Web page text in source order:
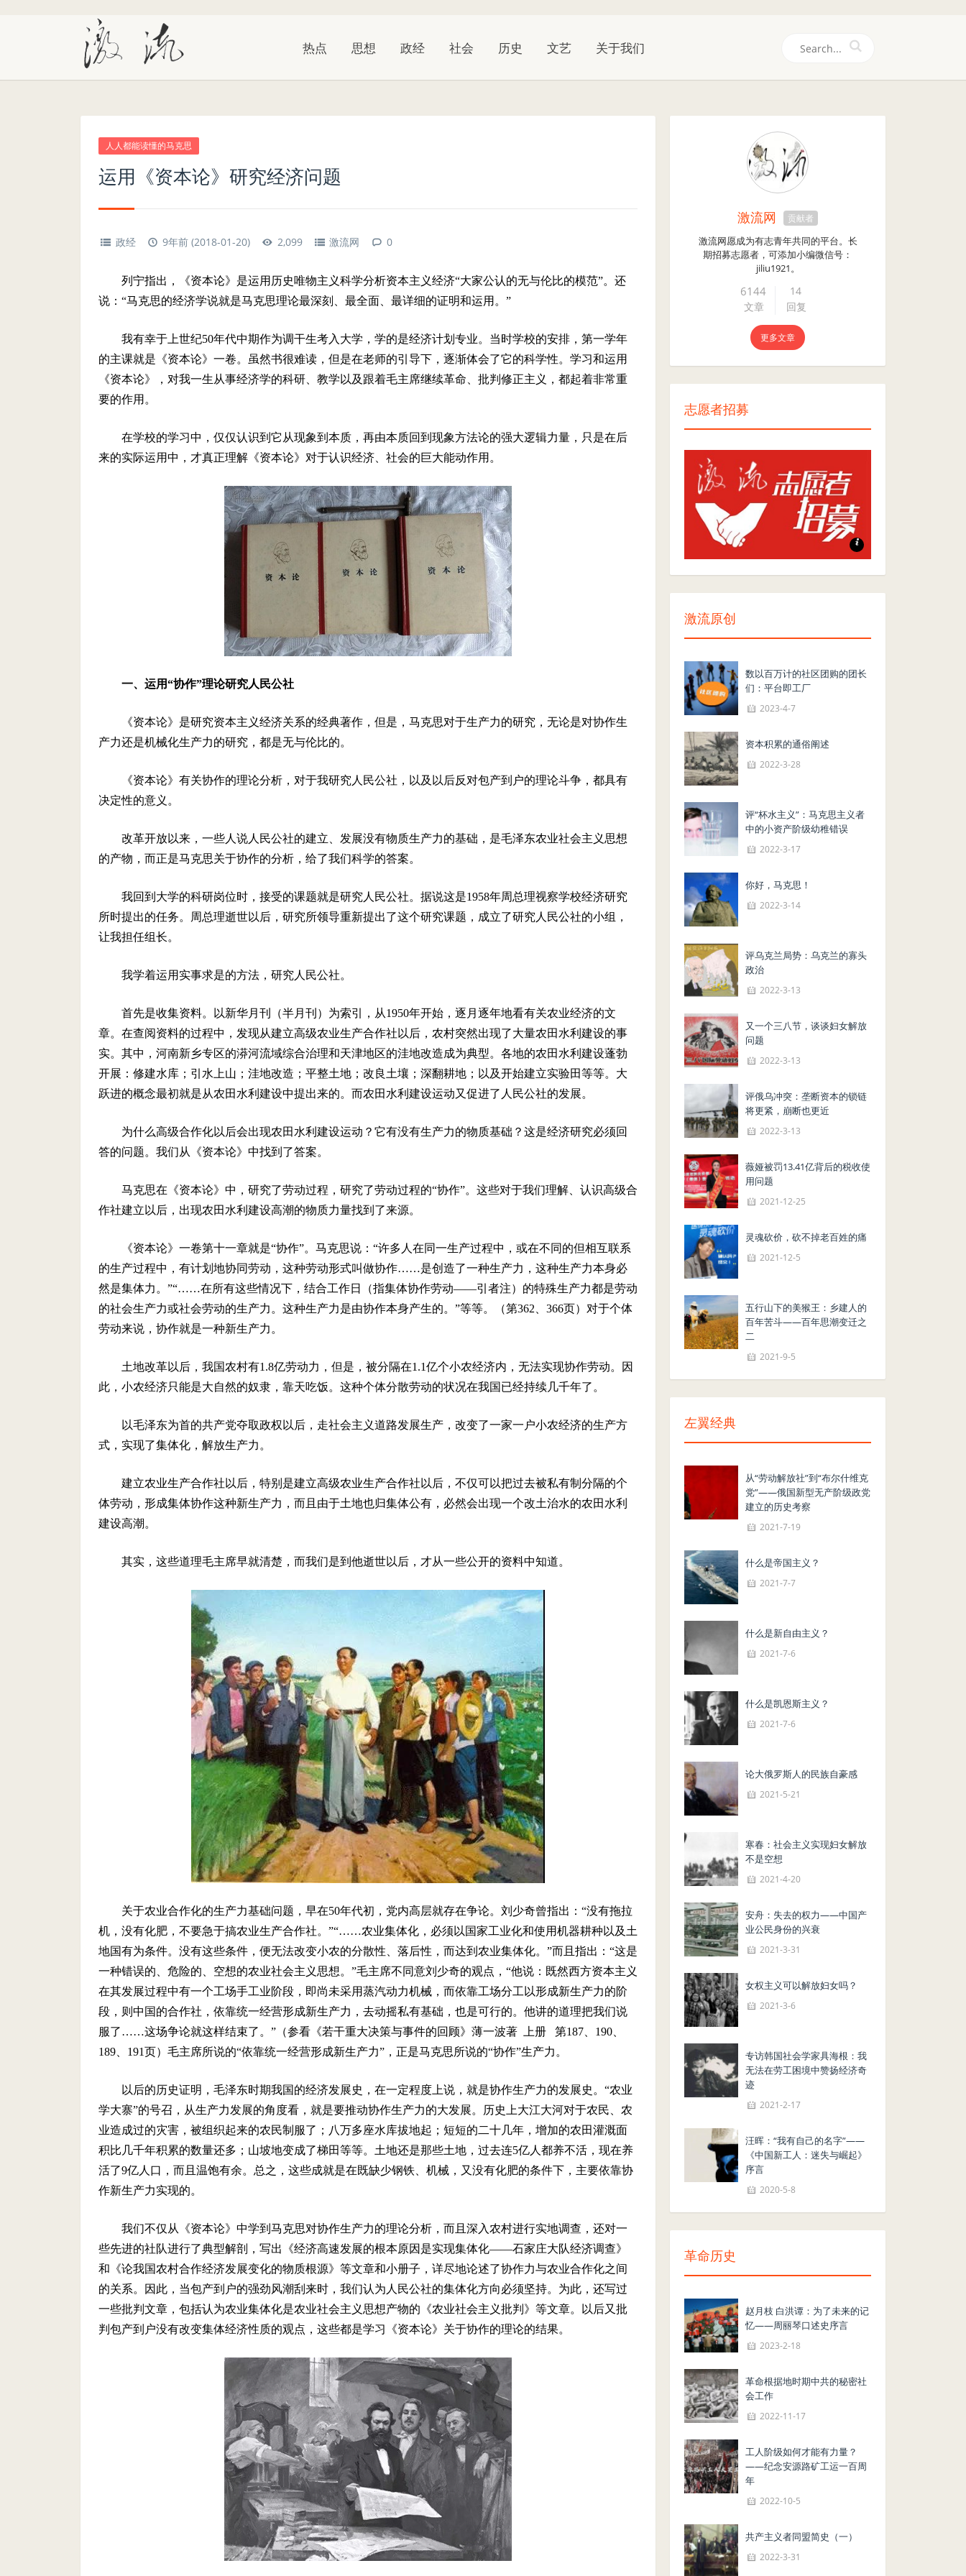
热点 思想 政经 社会 历史 文艺 关于我们
人人都能读懂的马克思
运用《资本论》研究经济问题
政经 9年前 (2018-01-20) 2,099 激流网 0
列宁指出，《资本论》是运用历史唯物主义科学分析资本主义经济“大家公认的无与伦比的模范”。还
说：“马克思的经济学说就是马克思理论最深刻、最全面、最详细的证明和运用。”
我有幸于上世纪50年代中期作为调干生考入大学，学的是经济计划专业。当时学校的安排，第一学年
的主课就是《资本论》一卷。虽然书很难读，但是在老师的引导下，逐渐体会了它的科学性。学习和运用
《资本论》，对我一生从事经济学的科研、教学以及跟着毛主席继续革命、批判修正主义，都起着非常重
要的作用。
在学校的学习中，仅仅认识到它从现象到本质，再由本质回到现象方法论的强大逻辑力量，只是在后
来的实际运用中，才真正理解《资本论》对于认识经济、社会的巨大能动作用。
一、运用“协作”理论研究人民公社
《资本论》是研究资本主义经济关系的经典著作，但是，马克思对于生产力的研究，无论是对协作生
产力还是机械化生产力的研究，都是无与伦比的。
《资本论》有关协作的理论分析，对于我研究人民公社，以及以后反对包产到户的理论斗争，都具有
决定性的意义。
改革开放以来，一些人说人民公社的建立、发展没有物质生产力的基础，是毛泽东农业社会主义思想
的产物，而正是马克思关于协作的分析，给了我们科学的答案。
我回到大学的科研岗位时，接受的课题就是研究人民公社。据说这是1958年周总理视察学校经济研究
所时提出的任务。周总理逝世以后，研究所领导重新提出了这个研究课题，成立了研究人民公社的小组，
让我担任组长。
我学着运用实事求是的方法，研究人民公社。
首先是收集资料。以新华月刊（半月刊）为索引，从1950年开始，逐月逐年地看有关农业经济的文
章。在查阅资料的过程中，发现从建立高级农业生产合作社以后，农村突然出现了大量农田水利建设的事
实。其中，河南新乡专区的漭河流域综合治理和天津地区的洼地改造成为典型。各地的农田水利建设蓬勃
开展：修建水库；引水上山；洼地改造；平整土地；改良土壤；深翻耕地；以及开始建立实验田等等。大
跃进的概念最初就是从农田水利建设中提出来的。而农田水利建设运动又促进了人民公社的发展。
为什么高级合作化以后会出现农田水利建设运动？它有没有生产力的物质基础？这是经济研究必须回
答的问题。我们从《资本论》中找到了答案。
马克思在《资本论》中，研究了劳动过程，研究了劳动过程的“协作”。这些对于我们理解、认识高级合
作社建立以后，出现农田水利建设高潮的物质力量找到了来源。
《资本论》一卷第十一章就是“协作”。马克思说：“许多人在同一生产过程中，或在不同的但相互联系
的生产过程中，有计划地协同劳动，这种劳动形式叫做协作……是创造了一种生产力，这种生产力本身必
然是集体力。”“……在所有这些情况下，结合工作日（指集体协作劳动——引者注）的特殊生产力都是劳动
的社会生产力或社会劳动的生产力。这种生产力是由协作本身产生的。”等等。（第362、366页）对于个体
劳动来说，协作就是一种新生产力。
土地改革以后，我国农村有1.8亿劳动力，但是，被分隔在1.1亿个小农经济内，无法实现协作劳动。因
此，小农经济只能是大自然的奴隶，靠天吃饭。这种个体分散劳动的状况在我国已经持续几千年了。
以毛泽东为首的共产党夺取政权以后，走社会主义道路发展生产，改变了一家一户小农经济的生产方
式，实现了集体化，解放生产力。
建立农业生产合作社以后，特别是建立高级农业生产合作社以后，不仅可以把过去被私有制分隔的个
体劳动，形成集体协作这种新生产力，而且由于土地也归集体公有，必然会出现一个改土治水的农田水利
建设高潮。
其实，这些道理毛主席早就清楚，而我们是到他逝世以后，才从一些公开的资料中知道。
关于农业合作化的生产力基础问题，早在50年代初，党内高层就存在争论。刘少奇曾指出：“没有拖拉
机，没有化肥，不要急于搞农业生产合作社。”“……农业集体化，必须以国家工业化和使用机器耕种以及土
地国有为条件。没有这些条件，便无法改变小农的分散性、落后性，而达到农业集体化。”而且指出：“这是
一种错误的、危险的、空想的农业社会主义思想。”毛主席不同意刘少奇的观点，“他说：既然西方资本主义
在其发展过程中有一个工场手工业阶段，即尚未采用蒸汽动力机械，而依靠工场分工以形成新生产力的阶
段，则中国的合作社，依靠统一经营形成新生产力，去动摇私有基础，也是可行的。他讲的道理把我们说
服了……这场争论就这样结束了。”（参看《若干重大决策与事件的回顾》薄一波著 上册 第187、190、
189、191页）毛主席所说的“依靠统一经营形成新生产力”，正是马克思所说的“协作”生产力。
以后的历史证明，毛泽东时期我国的经济发展史，在一定程度上说，就是协作生产力的发展史。“农业
学大寨”的号召，从生产力发展的角度看，就是要推动协作生产力的大发展。历史上大江大河对于农民、农
业造成过的灾害，被组织起来的农民制服了；八万多座水库拔地起；短短的二十几年，增加的农田灌溉面
积比几千年积累的数量还多；山坡地变成了梯田等等。土地还是那些土地，过去连5亿人都养不活，现在养
活了9亿人口，而且温饱有余。总之，这些成就是在既缺少钢铁、机械，又没有化肥的条件下，主要依靠协
作新生产力实现的。
我们不仅从《资本论》中学到马克思对协作生产力的理论分析，而且深入农村进行实地调查，还对一
些先进的社队进行了典型解剖，写出《经济高速发展的根本原因是实现集体化——石家庄大队经济调查》
和《论我国农村合作经济发展变化的物质根源》等文章和小册子，详尽地论述了协作力与农业合作化之间
的关系。因此，当包产到户的强劲风潮刮来时，我们认为人民公社的集体化方向必须坚持。为此，还写过
一些批判文章，包括认为农业集体化是农业社会主义思想产物的《农业社会主义批判》等文章。以后又批
判包产到户没有改变集体经济性质的观点，这些都是学习《资本论》关于协作的理论的结果。
激流网 贡献者
激流网愿成为有志青年共同的平台。长
期招募志愿者，可添加小编微信号：
jiliu1921。
6144
文章
14
回复
更多文章
志愿者招募
志愿者招募
激流原创
数以百万计的社区团购的团长
们：平台即工厂
2023-4-7
资本积累的通俗阐述
2022-3-28
评“杯水主义”：马克思主义者
中的小资产阶级幼稚错误
2022-3-17
你好，马克思！
2022-3-14
评乌克兰局势：乌克兰的寡头
政治
2022-3-13
又一个三八节，谈谈妇女解放
问题
2022-3-13
评俄乌冲突：垄断资本的锁链
将更紧，崩断也更近
2022-3-13
薇娅被罚13.41亿背后的税收使
用问题
2021-12-25
灵魂砍价，砍不掉老百姓的痛
2021-12-5
五行山下的美猴王：乡建人的
百年苦斗——百年思潮变迁之
二
2021-9-5
左翼经典
从“劳动解放社”到“布尔什维克
党”——俄国新型无产阶级政党
建立的历史考察
2021-7-19
什么是帝国主义？
2021-7-7
什么是新自由主义？
2021-7-6
什么是凯恩斯主义？
2021-7-6
论大俄罗斯人的民族自豪感
2021-5-21
寒春：社会主义实现妇女解放
不是空想
2021-4-20
安舟：失去的权力——中国产
业公民身份的兴衰
2021-3-31
女权主义可以解放妇女吗？
2021-3-6
专访韩国社会学家具海根：我
无法在劳工困境中赞扬经济奇
迹
2021-2-17
汪晖：“我有自己的名字”——
《中国新工人：迷失与崛起》
序言
2020-5-8
革命历史
赵月枝 白洪谭：为了未来的记
忆——周丽琴口述史序言
2023-2-18
革命根据地时期中共的秘密社
会工作
2022-11-17
工人阶级如何才能有力量？
——纪念安源路矿工运一百周
年
2022-10-5
共产主义者同盟简史（一）
2022-3-31